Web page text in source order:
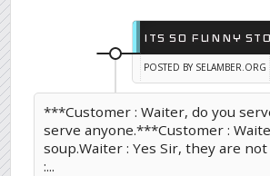
ITS SO FUNNY
POSTED BY SELAMBER.ORG
***Customer : Waiter, do you
serve anyone.***Customer :
soup.Waiter : Yes Sir, they are
:...